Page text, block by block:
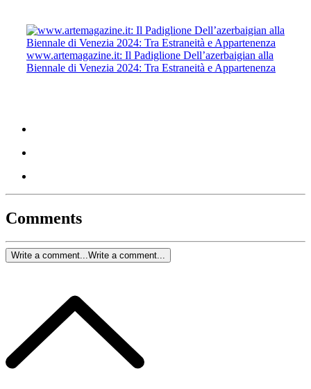
www.artemagazine.it: Il Padiglione Dell’azerbaigian alla
Biennale di Venezia 2024: Tra Estraneità e Appartenenza
Comments
Write a comment...Write a comment...